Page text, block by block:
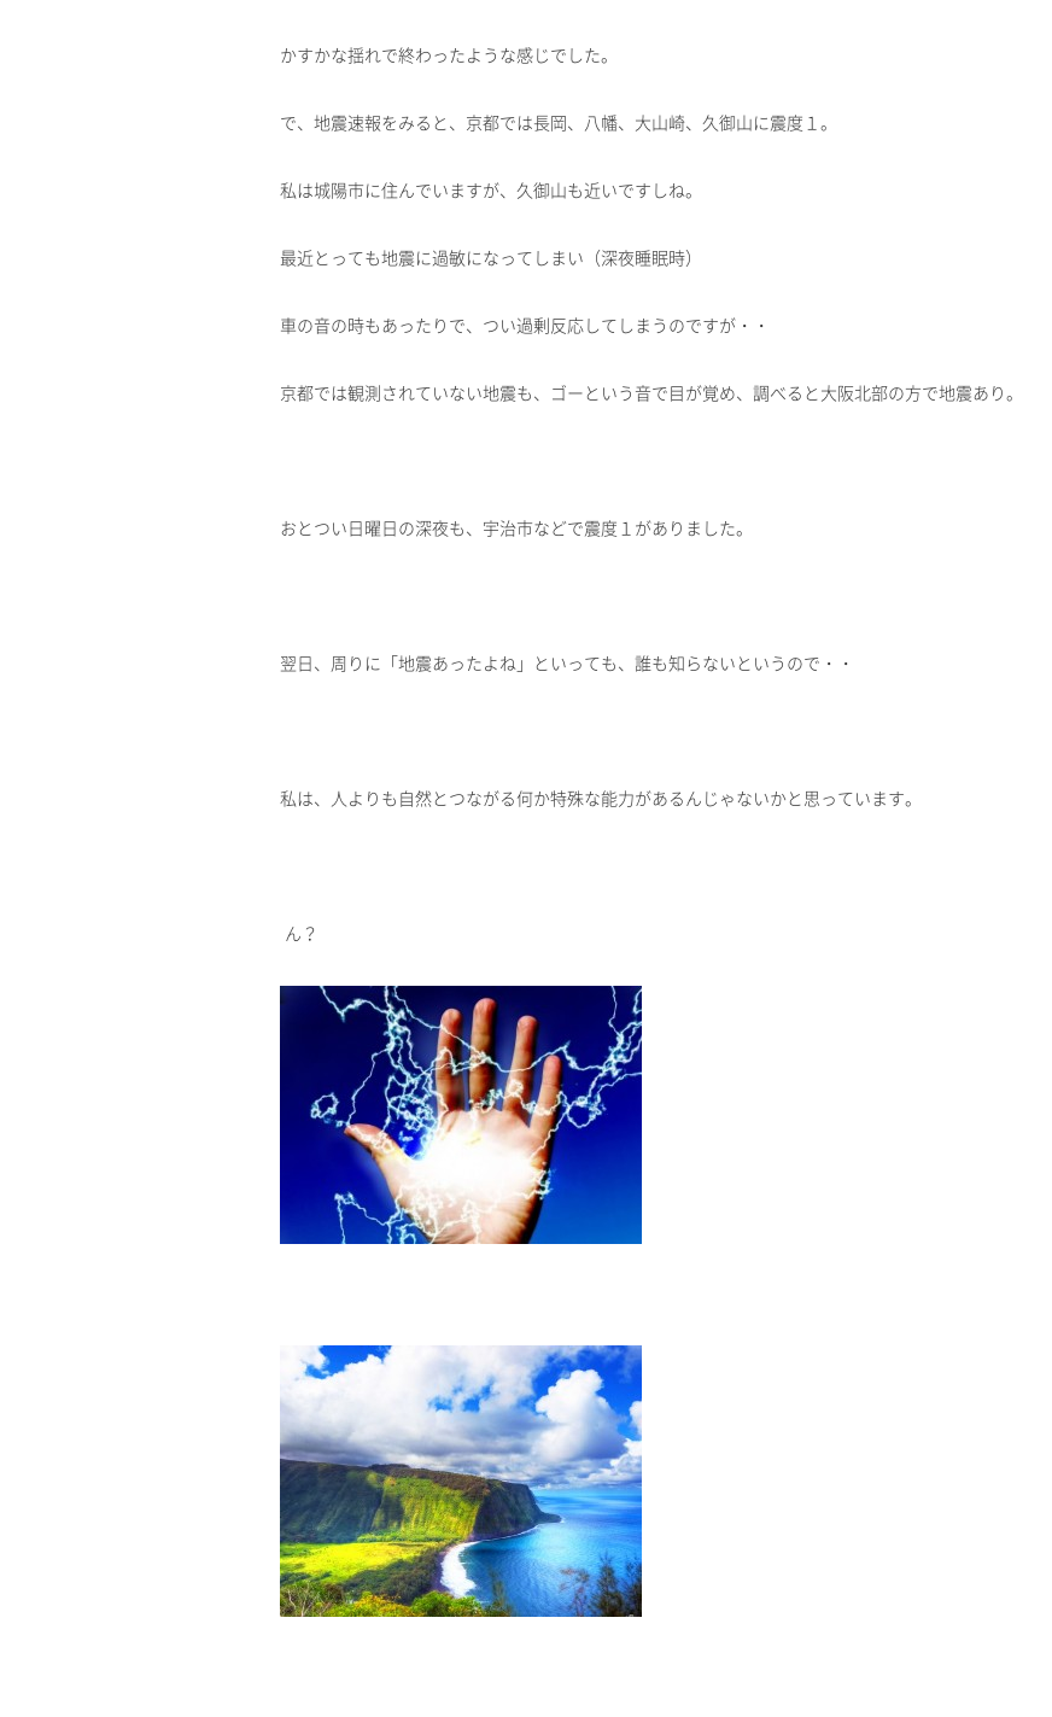
かすかな揺れで終わったような感じでした。
で、地震速報をみると、京都では長岡、八幡、大山崎、久御山に震度１。
私は城陽市に住んでいますが、久御山も近いですしね。
最近とっても地震に過敏になってしまい（深夜睡眠時）
車の音の時もあったりで、つい過剰反応してしまうのですが・・
京都では観測されていない地震も、ゴーという音で目が覚め、調べると大阪北部の方で地震あり。
おとつい日曜日の深夜も、宇治市などで震度１がありました。
翌日、周りに「地震あったよね」といっても、誰も知らないというので・・
私は、人よりも自然とつながる何か特殊な能力があるんじゃないかと思っています。
ん？